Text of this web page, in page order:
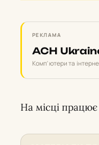
РЕКЛАМА
ACH
Комп'ютери та
На місці